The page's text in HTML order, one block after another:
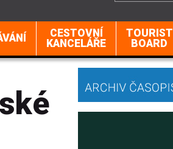
CESTOVNÍ
KANCELÁŘE
TOURIST
BOARD